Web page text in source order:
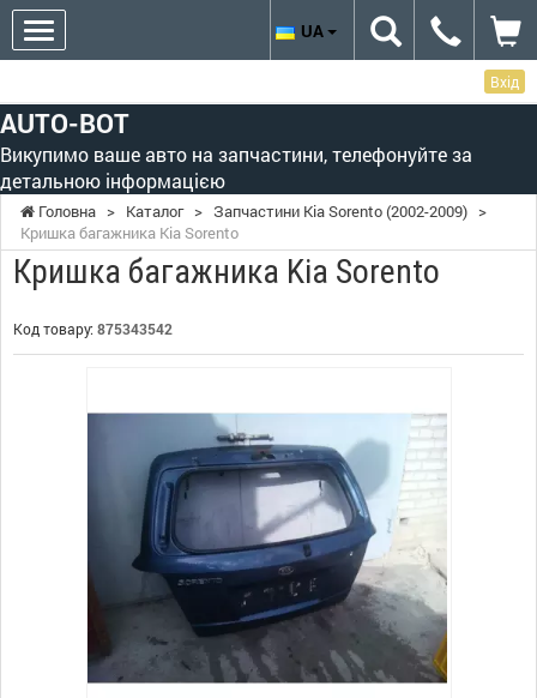
Вхід
AUTO-BOT
Викупимо ваше авто на запчастини, телефонуйте за
детальною інформацією
UA
Головна > Каталог > Запчастини Kia Sorento (2002-2009) >
Кришка багажника Kia Sorento
Кришка багажника Kia Sorento
Код товару: 875343542